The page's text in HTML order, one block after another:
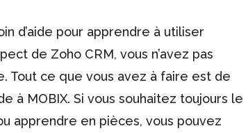
d’aide pour apprendre à utiliser
de Zoho CRM, vous n’avez pas
Tout ce que vous avez à faire est de
à MOBIX. Si vous souhaitez toujours le
apprendre en pièces, vous pouvez